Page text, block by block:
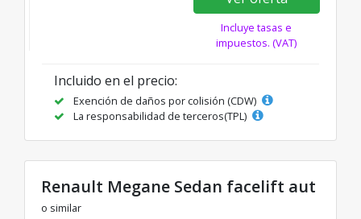
Incluye tasas e
impuestos. (VAT)
Incluido en el precio:
Exención de daños por colisión (CDW)
La responsabilidad de terceros(TPL)
Renault Megane Sedan facelift aut
o similar